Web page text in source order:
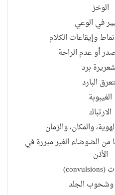
الوخز
في الوعي
وإيقاعات الكلام
أو عدم الراحة
برد
البارد
الغيبوبة
الارتباك
والمكان، والزمان
من الضوضاء الغير مبررة في
الأذن
(convulsions)
وشحوب الجلد